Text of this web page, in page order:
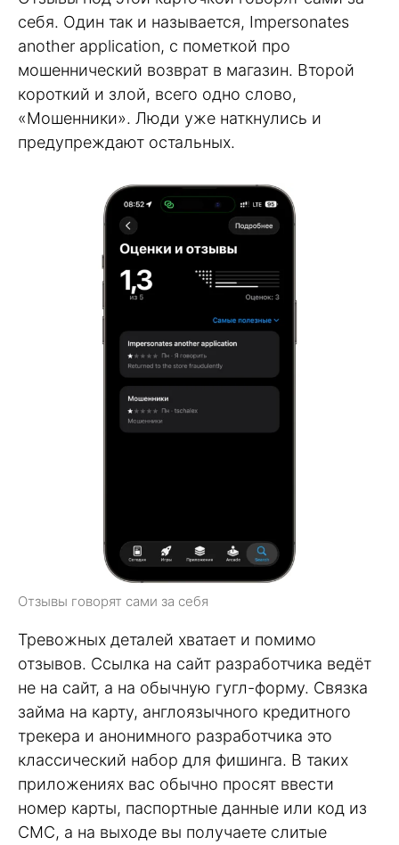
себя. Один так и называется, Impersonates
another application, с пометкой про
мошеннический возврат в магазин. Второй
короткий и злой, всего одно слово,
«Мошенники». Люди уже наткнулись и
предупреждают остальных.
Отзывы говорят сами за себя
Тревожных деталей хватает и помимо
отзывов. Ссылка на сайт разработчика ведёт
не на сайт, а на обычную гугл-форму. Связка
займа на карту, англоязычного кредитного
трекера и анонимного разработчика это
классический набор для фишинга. В таких
приложениях вас обычно просят ввести
номер карты, паспортные данные или код из
СМС, а на выходе вы получаете слитые